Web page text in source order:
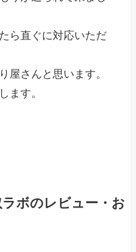
ら直ぐに対応いただ
屋さんと思います。
ます。
ボのレビュー・お